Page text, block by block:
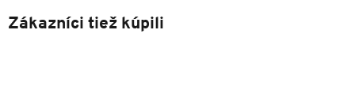
Zákazníci tiež kúpili